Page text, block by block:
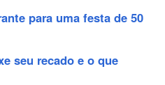
para uma festa de 50
seu recado e o que